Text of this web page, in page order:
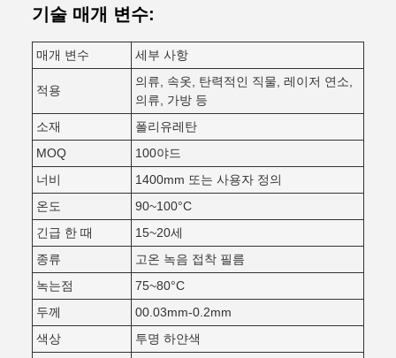
기술 매개 변수:
매개 변수 세부 사항
적용
의류, 속옷, 탄력적인 직물, 레이저 연소,
의류, 가방 등
소재
폴리유레탄
MOQ
100야드
너비
1400mm 또는 사용자 정의
온도
90~100°C
긴급 한 때
15~20세
종류
고온 녹음 접착 필름
녹는점
75~80°C
두께
00.03mm-0.2mm
색상
투명 하얀색